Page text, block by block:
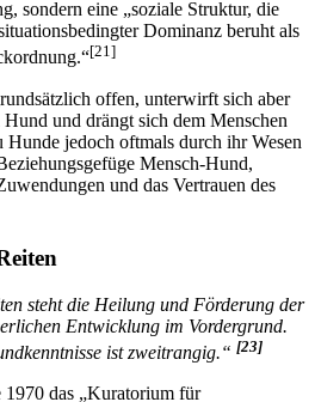
zu anderen Herdenmitgliedern
ist jedoch kein starres System von
sondern eine „soziale Struktur, die
[21]
offen, unterwirft sich aber
und drängt sich dem Menschen
jedoch oftmals durch ihr Wesen
Mensch-Hund,
steht die Heilung und Förderung der
Entwicklung im Vordergrund.
ist zweitrangig.“